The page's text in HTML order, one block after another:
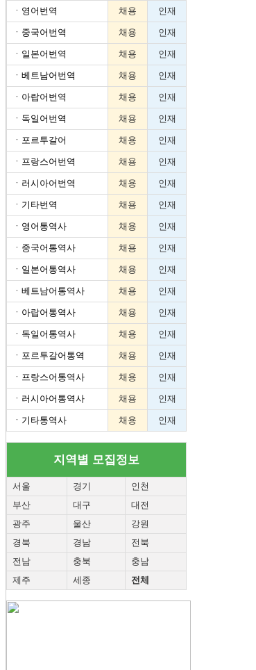
ㆍ 영어번역 채용 인재
ㆍ 중국어번역 채용 인재
ㆍ 일본어번역 채용 인재
ㆍ 베트남어번역 채용 인재
ㆍ 아랍어번역 채용 인재
ㆍ 독일어번역 채용 인재
ㆍ 포르투갈어 채용 인재
ㆍ 프랑스어번역 채용 인재
ㆍ 러시아어번역 채용 인재
ㆍ 기타번역 채용 인재
ㆍ 영어통역사 채용 인재
ㆍ 중국어통역사 채용 인재
ㆍ 일본어통역사 채용 인재
ㆍ 베트남어통역사 채용 인재
ㆍ 아랍어통역사 채용 인재
ㆍ 독일어통역사 채용 인재
ㆍ 포르투갈어통역 채용 인재
ㆍ 프랑스어통역사 채용 인재
ㆍ 러시아어통역사 채용 인재
ㆍ 기타통역사 채용 인재
지역별 모집정보
서울 경기
인천
부산
대구
대전
광주
울산
강원
경북
경남
전북
전남
충북
충남
제주
세종 전체